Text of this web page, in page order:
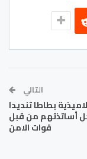
التالي
بطاطا تنديدا
أساتذتهم من قبل
قوات الامن